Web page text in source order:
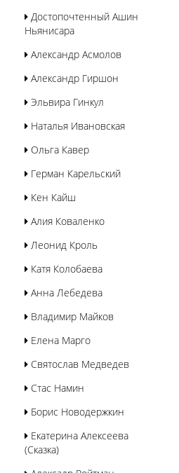
Достопочтенный Ашин
Ньянисара
Александр Асмолов
Александр Гиршон
Эльвира Гинкул
Наталья Ивановская
Ольга Кавер
Герман Карельский
Кен Кайш
Алия Коваленко
Леонид Кроль
Катя Колобаева
Анна Лебедева
Владимир Майков
Елена Марго
Святослав Медведев
Стас Намин
Борис Новодержкин
Екатерина Алексеева
(Сказка)